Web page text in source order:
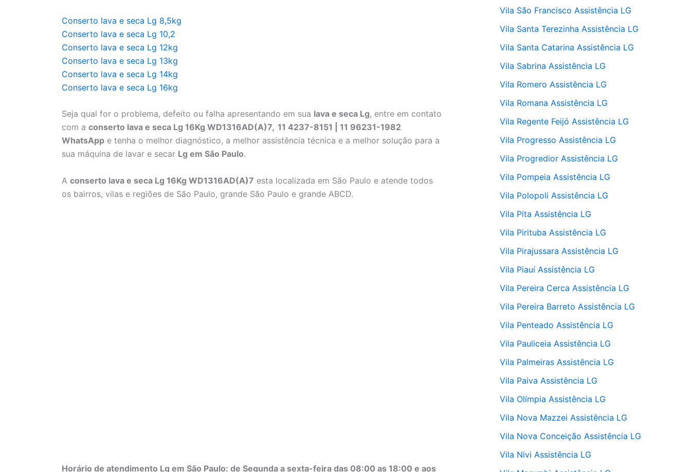
Conserto lava e seca Lg 8,5kg
Conserto lava e seca Lg 10,2
Conserto lava e seca Lg 12kg
Conserto lava e seca Lg 13kg
Conserto lava e seca Lg 14kg
Conserto lava e seca Lg 16kg
Seja qual for o problema, defeito ou falha apresentando em sua lava e seca Lg, entre em contato
com a conserto lava e seca Lg 16Kg WD1316AD(A)7, 11 4237-8151 | 11 96231-1982
WhatsApp e tenha o melhor diagnóstico, a melhor assistência técnica e a melhor solução para a
sua máquina de lavar e secar Lg em São Paulo.
A conserto lava e seca Lg 16Kg WD1316AD(A)7 esta localizada em São Paulo e atende todos
os bairros, vilas e regiões de São Paulo, grande São Paulo e grande ABCD.
Horário de atendimento Lg em São Paulo: de Segunda a sexta-feira das 08:00 as 18:00 e aos
Vila São Francisco Assistência LG
Vila Santa Terezinha Assistência LG
Vila Santa Catarina Assistência LG
Vila Sabrina Assistência LG
Vila Romero Assistência LG
Vila Romana Assistência LG
Vila Regente Feijó Assistência LG
Vila Progresso Assistência LG
Vila Progredior Assistência LG
Vila Pompeia Assistência LG
Vila Polopoli Assistência LG
Vila Pita Assistência LG
Vila Pirituba Assistência LG
Vila Pirajussara Assistência LG
Vila Piauí Assistência LG
Vila Pereira Cerca Assistência LG
Vila Pereira Barreto Assistência LG
Vila Penteado Assistência LG
Vila Pauliceia Assistência LG
Vila Palmeiras Assistência LG
Vila Paiva Assistência LG
Vila Olímpia Assistência LG
Vila Nova Mazzei Assistência LG
Vila Nova Conceição Assistência LG
Vila Nivi Assistência LG